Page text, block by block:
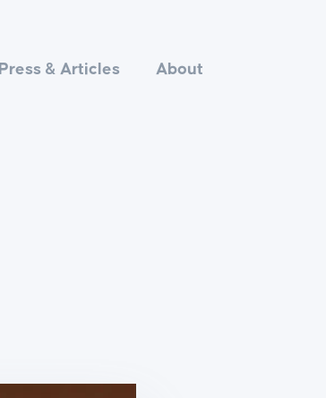
Press & Articles About